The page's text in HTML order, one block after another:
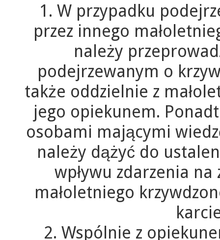
1. W przypadku
przez innego
należy
podejrzewanym o
także oddzielnie z
jego opiekunem.
osobami mającymi
należy dążyć do
wpływu zdarzenia
małoletniego
2. Wspólnie z